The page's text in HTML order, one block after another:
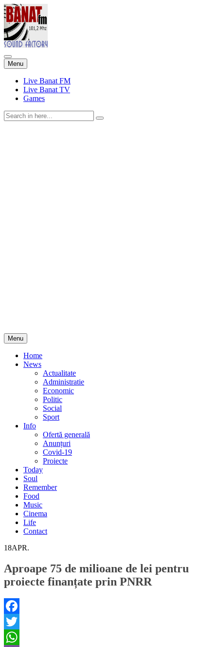
Menu Skip
to
content
Live Banat FM
Live Banat TV
Games
Search
for:
Menu Skip
to
content
Home
News
Actualitate
Administratie
Economic
Politic
Social
Sport
Info
Ofertă generală
Anunțuri
Covid-19
Proiecte
Today
Soul
Remember
Food
Music
Cinema
Life
Contact
18APR.
Aproape 75 de milioane de lei pentru
proiecte finanțate prin PNRR
Facebook
Twitter